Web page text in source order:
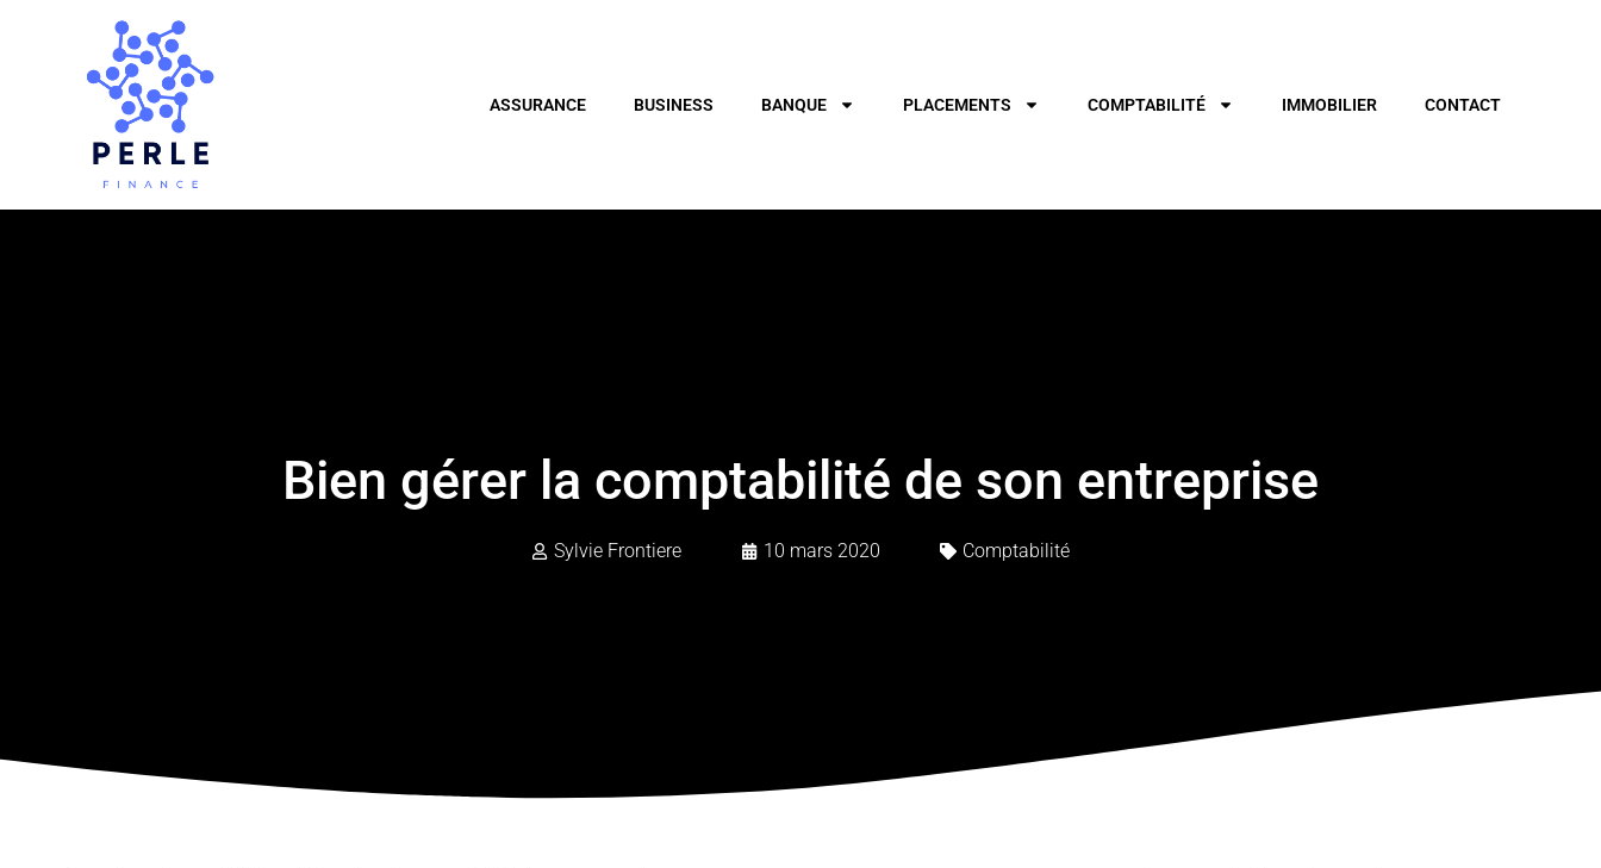
ASSURANCE BUSINESS BANQUE PLACEMENTS COMPTABILITÉ IMMOBILIER CONTACT
Bien gérer la comptabilité de son entreprise
Sylvie Frontiere 10 mars 2020 Comptabilité